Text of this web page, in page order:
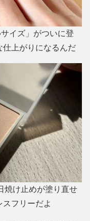
イズ」がついに登
仕上がりになるんだ
焼け止めが塗り直せ
フリーだよ